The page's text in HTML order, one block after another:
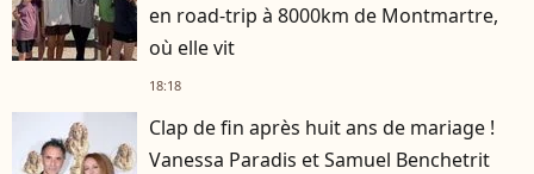
en road-trip à 8000km de Montmartre,
où elle vit
18:18
Clap de fin après huit ans de mariage !
Vanessa Paradis et Samuel Benchetrit